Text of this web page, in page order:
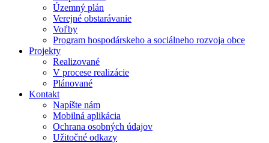
Územný plán
Verejné obstarávanie
Voľby
Program hospodárskeho a sociálneho rozvoja obce
Projekty
Realizované
V procese realizácie
Plánované
Kontakt
Napíšte nám
Mobilná aplikácia
Ochrana osobných údajov
Užitočné odkazy